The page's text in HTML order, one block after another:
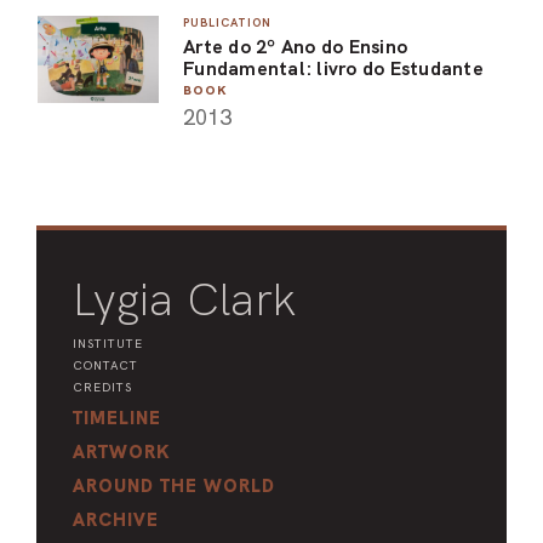
PUBLICATION
Arte do 2º Ano do Ensino
Fundamental: livro do Estudante
BOOK
2013
Lygia Clark
INSTITUTE
CONTACT
CREDITS
TIMELINE
ARTWORK
AROUND THE WORLD
ARCHIVE